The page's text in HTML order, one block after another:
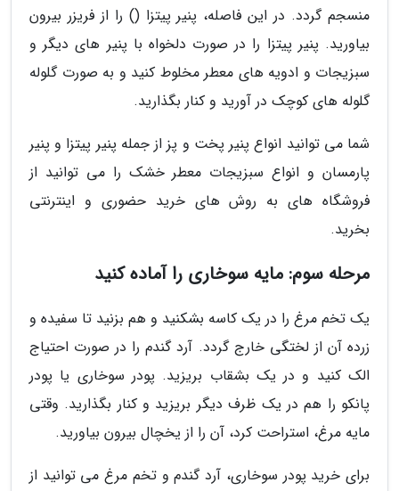
منسجم گردد. در این فاصله، پنیر پیتزا () را از فریزر بیرون
بیاورید. پنیر پیتزا را در صورت دلخواه با پنیر های دیگر و
سبزیجات و ادویه های معطر مخلوط کنید و به صورت گلوله
گلوله های کوچک در آورید و کنار بگذارید.
شما می توانید انواع پنیر پخت و پز از جمله پنیر پیتزا و پنیر
پارمسان و انواع سبزیجات معطر خشک را می توانید از
فروشگاه های به روش های خرید حضوری و اینترنتی
بخرید.
مرحله سوم: مایه سوخاری را آماده کنید
یک تخم مرغ را در یک کاسه بشکنید و هم بزنید تا سفیده و
زرده آن از لختگی خارج گردد. آرد گندم را در صورت احتیاج
الک کنید و در یک بشقاب بریزید. پودر سوخاری یا پودر
پانکو را هم در یک ظرف دیگر بریزید و کنار بگذارید. وقتی
مایه مرغ، استراحت کرد، آن را از یخچال بیرون بیاورید.
برای خرید پودر سوخاری، آرد گندم و تخم مرغ می توانید از